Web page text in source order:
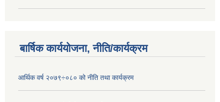
बार्षिक कार्ययोजना, नीति/कार्यक्रम
आर्थिक वर्ष २०७९÷०८० को नीति तथा कार्यक्रम